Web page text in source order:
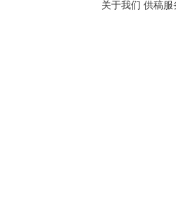
关于我们 供稿服